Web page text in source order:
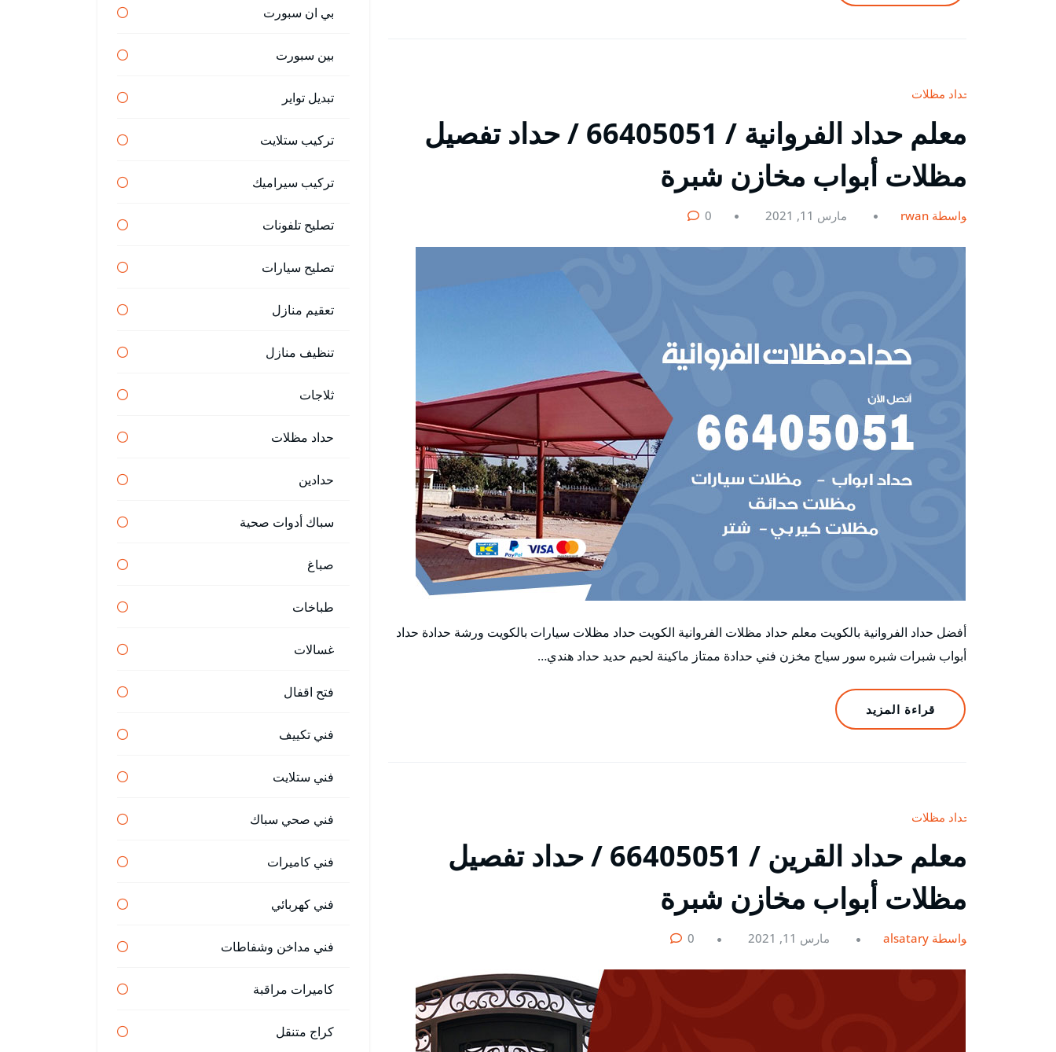
حداد مظلات
معلم حداد الفروانية / 66405051 / حداد تفصيل
مظلات أبواب مخازن شبرة
بواسطة rwan مارس 11, 2021 0
أفضل حداد الفروانية بالكويت معلم حداد مظلات الفروانية الكويت حداد مظلات سيارات بالكويت ورشة حدادة حداد
أبواب شبرات شبره سور سياج مخزن فني حدادة ممتاز ماكينة لحيم حديد حداد هندي…
قراءة المزيد
حداد مظلات
معلم حداد القرين / 66405051 / حداد تفصيل
مظلات أبواب مخازن شبرة
بواسطة alsatary مارس 11, 2021 0
بي ان سبورت
بين سبورت
تبديل تواير
تركيب ستلايت
تركيب سيراميك
تصليح تلفونات
تصليح سيارات
تعقيم منازل
تنظيف منازل
ثلاجات
حداد مظلات
حدادين
سباك أدوات صحية
صباغ
طباخات
غسالات
فتح اقفال
فني تكييف
فني ستلايت
فني صحي سباك
فني كاميرات
فني كهربائي
فني مداخن وشفاطات
كاميرات مراقبة
كراج متنقل